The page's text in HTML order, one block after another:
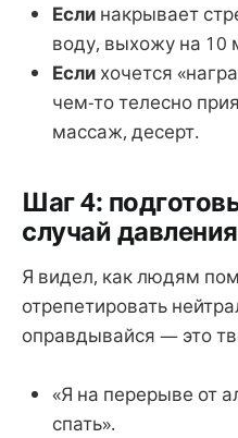
Если накрывает
воду, выхожу на 10
Если хочется
чем-то телесно
массаж, десерт.
Шаг 4:
случай давления
Я видел, как людям
отрепетировать
оправдывайся — это
«Я на перерыве от
спать».